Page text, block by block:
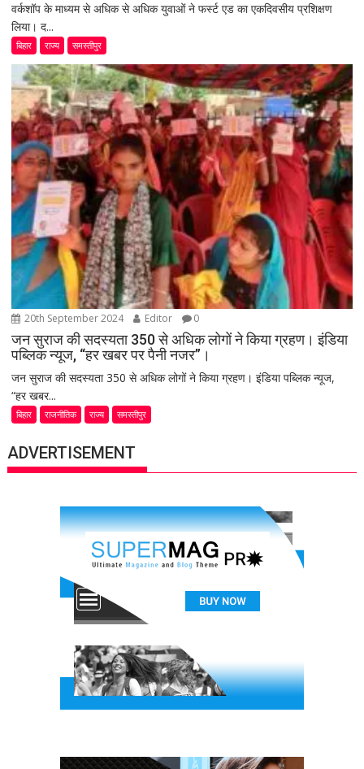
वर्कशॉप के माध्यम से अधिक से अधिक युवाओं ने फर्स्ट एड का एकदिवसीय प्रशिक्षण
लिया। द...
बिहार राज्य समस्तीपुर
20th September 2024 Editor 0
जन सुराज की सदस्यता 350 से अधिक लोगों ने किया ग्रहण। इंडिया
पब्लिक न्यूज, “हर खबर पर पैनी नजर”।
जन सुराज की सदस्यता 350 से अधिक लोगों ने किया ग्रहण। इंडिया पब्लिक न्यूज,
“हर खबर...
बिहार राजनीतिक राज्य समस्तीपुर
ADVERTISEMENT